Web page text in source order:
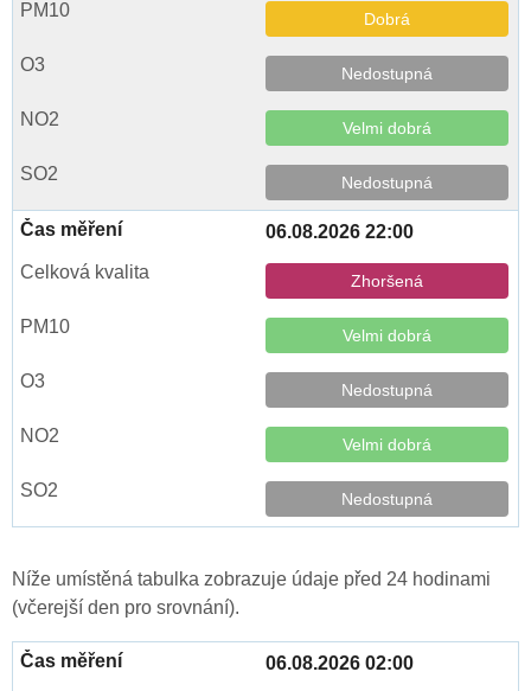
Dobrá
Nedostupná
Velmi dobrá
Nedostupná
06.08.2026 22:00
Zhoršená
Velmi dobrá
Nedostupná
Velmi dobrá
Nedostupná
Níže umístěná tabulka zobrazuje údaje před 24 hodinami
(včerejší den pro srovnání).
06.08.2026 02:00